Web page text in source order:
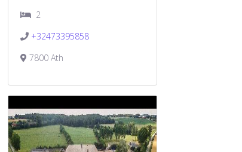
2
+32473395858
7800 Ath